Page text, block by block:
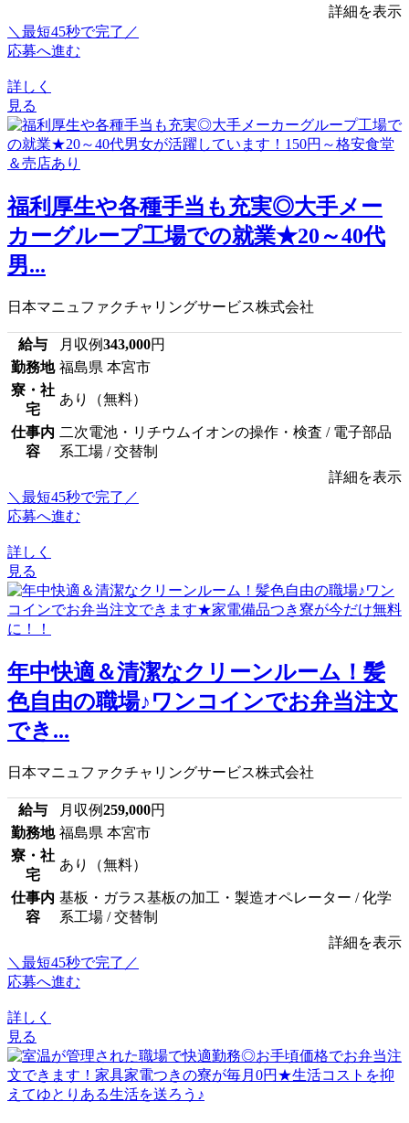
詳細を表示
＼最短45秒で完了／
応募へ進む
詳しく
見る
福利厚生や各種手当も充実◎大手メー
カーグループ工場での就業★20～40代
男...
日本マニュファクチャリングサービス株式会社
給与 月収例343,000円
勤務地 福島県 本宮市
寮・社
宅
あり（無料）
仕事内
容
二次電池・リチウムイオンの操作・検査 / 電子部品
系工場 / 交替制
詳細を表示
＼最短45秒で完了／
応募へ進む
詳しく
見る
年中快適＆清潔なクリーンルーム！髪
色自由の職場♪ワンコインでお弁当注文
でき...
日本マニュファクチャリングサービス株式会社
給与 月収例259,000円
勤務地 福島県 本宮市
寮・社
宅
あり（無料）
仕事内
容
基板・ガラス基板の加工・製造オペレーター / 化学
系工場 / 交替制
詳細を表示
＼最短45秒で完了／
応募へ進む
詳しく
見る